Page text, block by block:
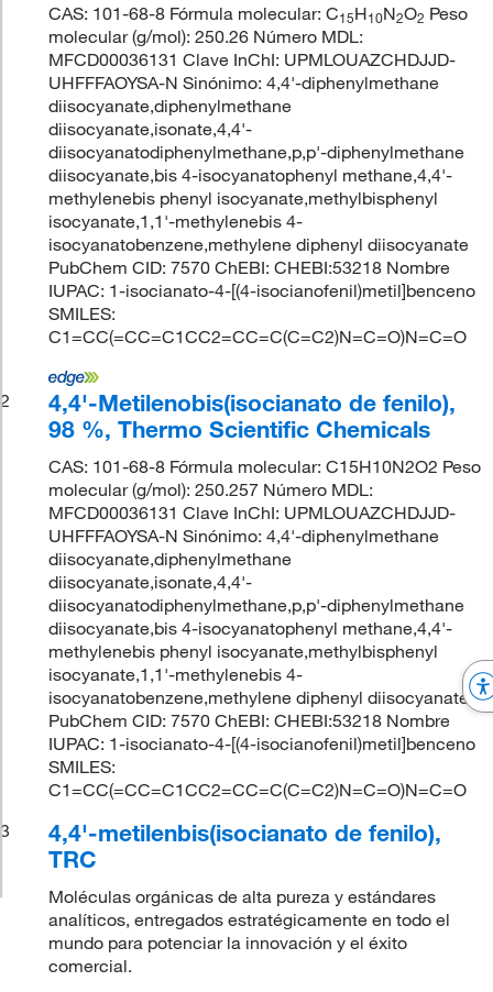
CAS: 101-68-8 Fórmula molecular: C15H10N2O2 Peso
molecular (g/mol): 250.26 Número MDL:
MFCD00036131 Clave InChI: UPMLOUAZCHDJJD-
UHFFFAOYSA-N Sinónimo: 4,4'-diphenylmethane
diisocyanate,diphenylmethane
diisocyanate,isonate,4,4'-
diisocyanatodiphenylmethane,p,p'-diphenylmethane
diisocyanate,bis 4-isocyanatophenyl methane,4,4'-
methylenebis phenyl isocyanate,methylbisphenyl
isocyanate,1,1'-methylenebis 4-
isocyanatobenzene,methylene diphenyl diisocyanate
PubChem CID: 7570 ChEBI: CHEBI:53218 Nombre
IUPAC: 1-isocianato-4-[(4-isocianofenil)metil]benceno
SMILES:
C1=CC(=CC=C1CC2=CC=C(C=C2)N=C=O)N=C=O
2
4,4'-Metilenobis(isocianato de fenilo),
98 %, Thermo Scientific Chemicals
CAS: 101-68-8 Fórmula molecular: C15H10N2O2 Peso
molecular (g/mol): 250.257 Número MDL:
MFCD00036131 Clave InChI: UPMLOUAZCHDJJD-
UHFFFAOYSA-N Sinónimo: 4,4'-diphenylmethane
diisocyanate,diphenylmethane
diisocyanate,isonate,4,4'-
diisocyanatodiphenylmethane,p,p'-diphenylmethane
diisocyanate,bis 4-isocyanatophenyl methane,4,4'-
methylenebis phenyl isocyanate,methylbisphenyl
isocyanate,1,1'-methylenebis 4-
isocyanatobenzene,methylene diphenyl diisocyanate
PubChem CID: 7570 ChEBI: CHEBI:53218 Nombre
IUPAC: 1-isocianato-4-[(4-isocianofenil)metil]benceno
SMILES:
C1=CC(=CC=C1CC2=CC=C(C=C2)N=C=O)N=C=O
3
4,4'-metilenbis(isocianato de fenilo),
TRC
Moléculas orgánicas de alta pureza y estándares
analíticos, entregados estratégicamente en todo el
mundo para potenciar la innovación y el éxito
comercial.